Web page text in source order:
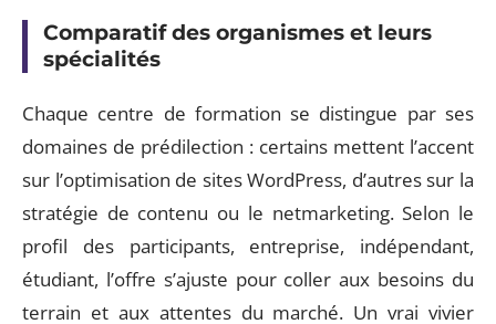
Comparatif des organismes et leurs
spécialités
Chaque centre de formation se distingue par ses
domaines de prédilection : certains mettent l’accent
sur l’optimisation de sites WordPress, d’autres sur la
stratégie de contenu ou le netmarketing. Selon le
profil des participants, entreprise, indépendant,
étudiant, l’offre s’ajuste pour coller aux besoins du
terrain et aux attentes du marché. Un vrai vivier